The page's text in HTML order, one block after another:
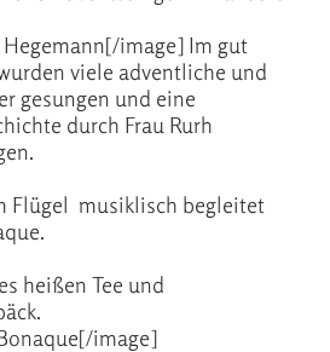
image] Im gut
viele adventliche und
gesungen und eine
durch Frau Rurh
Flügel musiklisch begleitet
heißen Tee und
image]